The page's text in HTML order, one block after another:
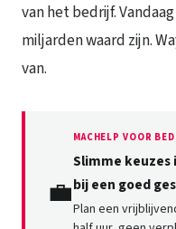
van het bedrijf.
miljarden waard zijn.
van.
💼
MACHELP VOOR
Slimme keuzes
bij een goed
Plan een